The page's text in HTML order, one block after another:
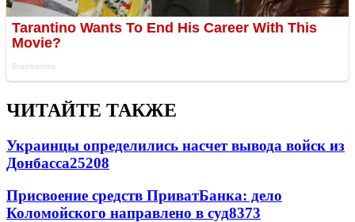
ЧИТАЙТЕ ТАКЖЕ
Украинцы определились насчет вывода войск из
Донбасса25208
Присвоение средств ПриватБанка: дело
Коломойского направлено в суд8373